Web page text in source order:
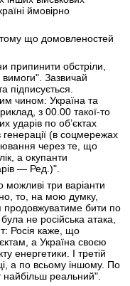
ймовірно
що домовленостей
припинити обстріли,
вимоги". Зазвичай
підписується.
чином: Україна та
з 00.00 такої-то
ударів по об’єктах
генерації (в соцмережах
через те, що
а окупанти
— Ред.)".
три варіанти
то, на мою думку,
продовжуватиме бити по
не російська атака,
Росія каже, що
а Україна своєю
енергетики. І третій
а по всьому іншому. По
найбільш реальний".